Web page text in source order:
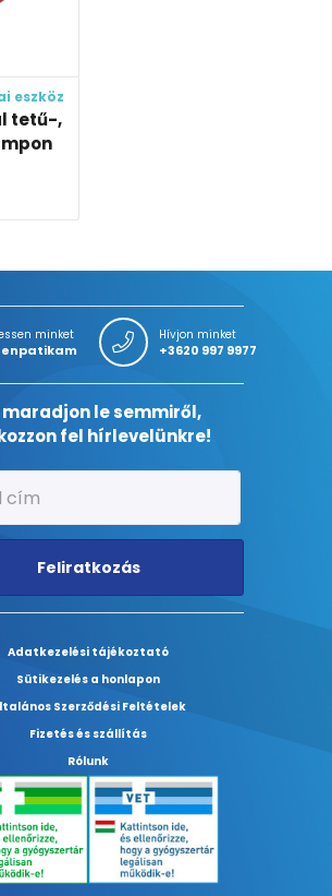
eszköz
tetű-,
minket Hívjon minket
+3620 997 9977
maradjon le semmiről,
fel hírlevelünkre!
Feliratkozás
Adatkezelési tájékoztató
Sütikezelés a honlapon
Szerződési Feltételek
Fizetés és szállítás
Rólunk